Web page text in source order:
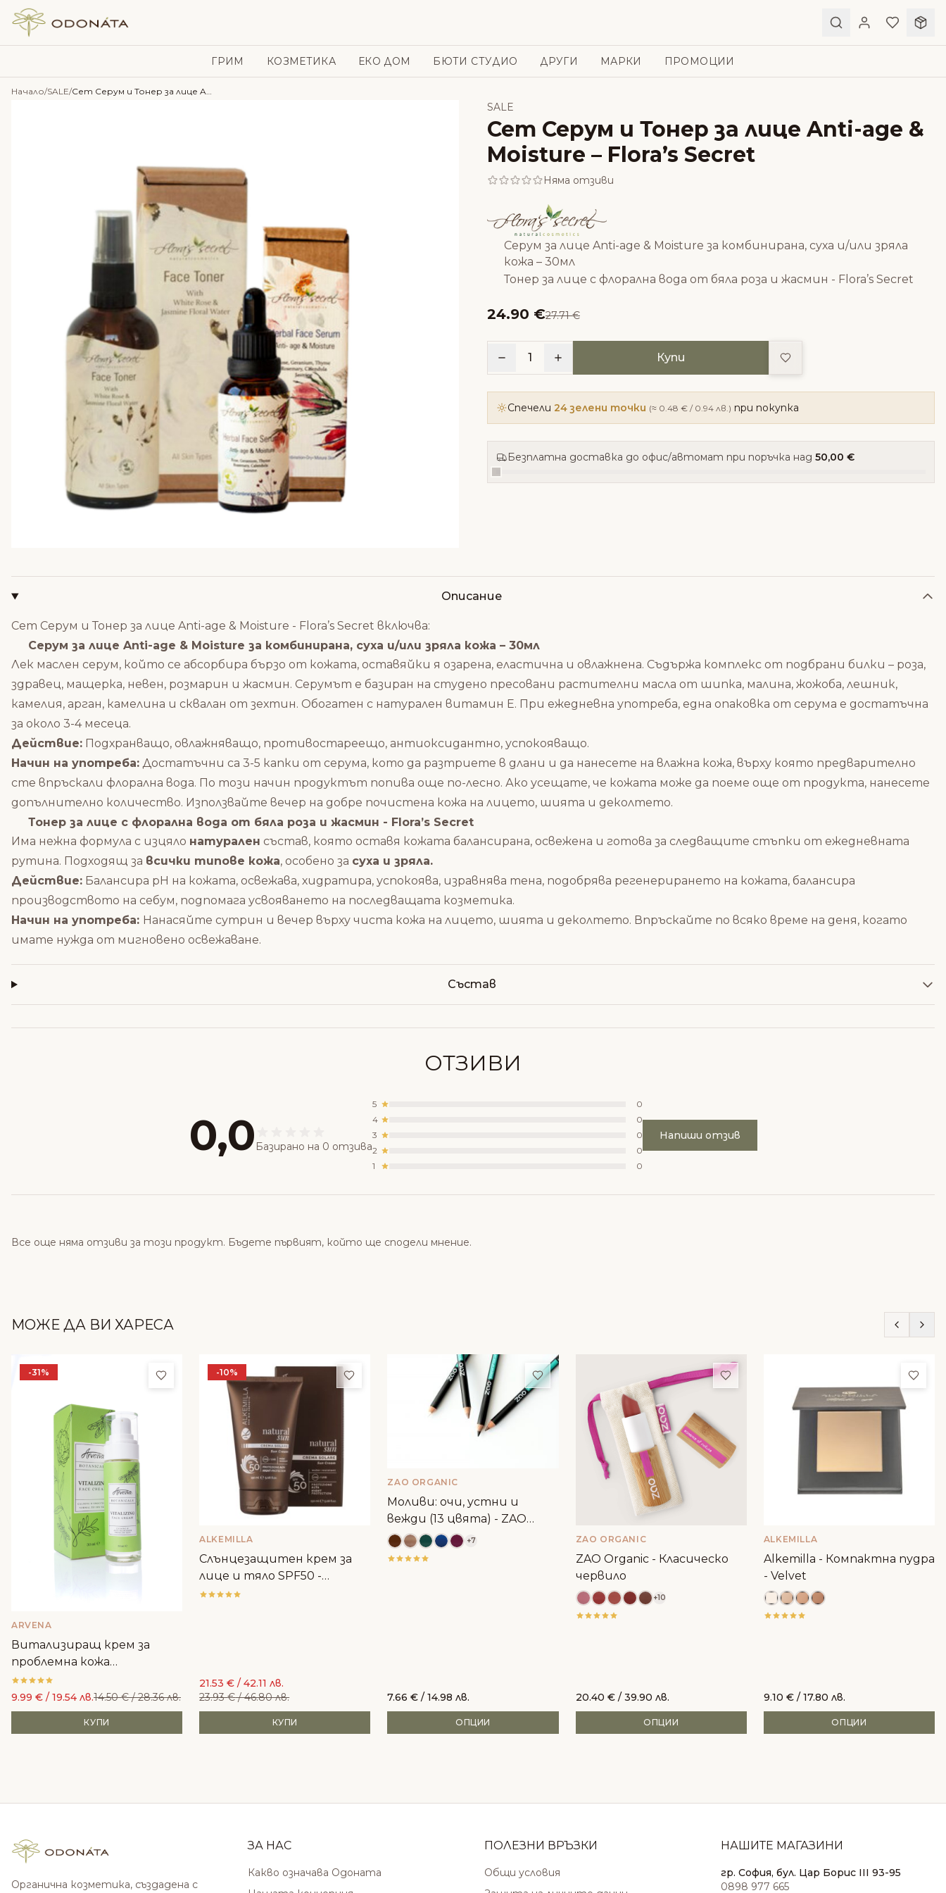
Skip to content
ГРИМ КОЗМЕТИКА ЕКО ДОМ БЮТИ СТУДИО ДРУГИ МАРКИ ПРОМОЦИИ
Начало/SALE/ Сет Серум и Тонер за лице Anti-age & Moisture – Flora’s Secret
SALE
Сет Серум и Тонер за лице Anti-age &
Moisture – Flora’s Secret
Няма отзиви
Серум за лице Anti-age & Moisture за комбинирана, суха и/или зряла
кожа – 30мл
Тонер за лице с флорална вода от бяла роза и жасмин - Flora’s Secret
24.90 €27.71 €
1 Купи Добави в любими
Спечели 24 зелени точки (≈ 0.48 € / 0.94 лв.) при покупка
Безплатна доставка до офис/автомат при поръчка над 50,00 €
Описание
Сет Серум и Тонер за лице Anti-age & Moisture - Flora’s Secret включва:
Серум за лице Anti-age & Moisture за комбинирана, суха и/или зряла кожа – 30мл
Лек маслен серум, който се абсорбира бързо от кожата, оставяйки я озарена, еластична и овлажнена. Съдържа комплекс от подбрани билки – роза,
здравец, мащерка, невен, розмарин и жасмин. Серумът е базиран на студено пресовани растителни масла от шипка, малина, жожоба, лешник,
камелия, арган, камелина и сквалан от зехтин. Обогатен с натурален витамин Е. При ежедневна употреба, една опаковка от серума е достатъчна
за около 3-4 месеца.
Действие: Подхранващо, овлажняващо, противостареещо, антиоксидантно, успокояващо.
Начин на употреба: Достатъчни са 3-5 капки от серума, кото да разтриете в длани и да нанесете на влажна кожа, върху която предварително
сте впръскали флорална вода. По този начин продуктът попива още по-лесно. Ако усещате, че кожата може да поеме още от продукта, нанесете
допълнително количество. Използвайте вечер на добре почистена кожа на лицето, шията и деколтето.
Тонер за лице с флорална вода от бяла роза и жасмин - Flora’s Secret
Има нежна формула с изцяло натурален състав, която оставя кожата балансирана, освежена и готова за следващите стъпки от ежедневната
рутина. Подходящ за всички типове кожа, особено за суха и зряла.
Действие: Балансира pH на кожата, освежава, хидратира, успокоява, изравнява тена, подобрява регенерирането на кожата, балансира
производството на себум, подпомага усвояването на последващата козметика.
Начин на употреба: Нанасяйте сутрин и вечер върху чиста кожа на лицето, шията и деколтето. Впръскайте по всяко време на деня, когато
имате нужда от мигновено освежаване.
Състав
ОТЗИВИ
0,0 Базирано на 0 отзива
5
0
4
0
3
0
2
0
1
0
Напиши отзив
Все още няма отзиви за този продукт. Бъдете първият, който ще сподели мнение.
МОЖЕ ДА ВИ ХАРЕСА
-31% Добави в любими
ARVENA
Витализиращ крем за
проблемна кожа
Ботаникълс - Arvena
Cosmetics
9.99 € / 19.54 лв.14.50€/ 28.36 лв.
КУПИ
-10% Добави в любими
ALKEMILLA
Слънцезащитен крем за
лице и тяло SPF50 -
ALKEMILLA
21.53€ / 42.11 лв.
23.93€/ 46.80 лв.
КУПИ
Добави в любими
ZAO ORGANIC
Моливи: очи, устни и
вежди (13 цвята) - ZAO
Organic
+7
7.66€ / 14.98 лв.
ОПЦИИ
Добави в любими
ZAO ORGANIC
ZAO Organic - Класическо
червило
+10
20.40 €/ 39.90 лв.
ОПЦИИ
ALKEMILLA
Alkemilla - Компактна пудра
- Velvet
9.10 €/ 17.80 лв.
ОПЦИИ
Органична козметика, създадена с
ЗА НАС
Какво означава Одоната
ПОЛЕЗНИ ВРЪЗКИ
Общи условия
НАШИТЕ МАГАЗИНИ
гр. София, бул. Цар Борис III 93-95
0898 977 665